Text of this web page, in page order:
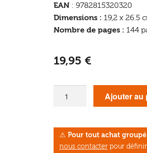
EAN: 9782815320320
Dimensions : 19,2 x 26.5
Nombre de pages : 144
19,95 €
Bohème
Ajouter au
⚠ Pour tout achat
nous contacterpour définir